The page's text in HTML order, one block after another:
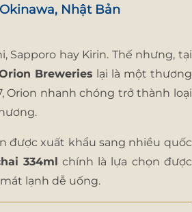
Nhật Bản
Sapporo hay Kirin. Thế nhưng, tại
Breweries lại là một thương
Orion nhanh chóng trở thành loại
được xuất khẩu sang nhiều quốc
334ml chính là lựa chọn được
lạnh dễ uống.